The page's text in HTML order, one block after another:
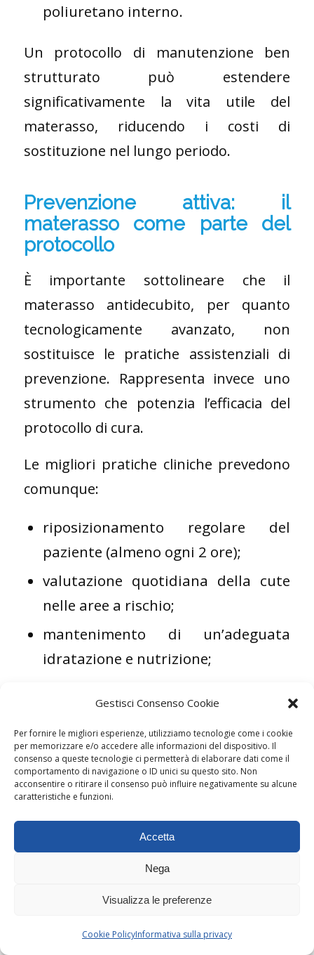
Gestisci Consenso Cookie
Per fornire le migliori esperienze, utilizziamo tecnologie come i cookie
per memorizzare e/o accedere alle informazioni del dispositivo. Il
consenso a queste tecnologie ci permetterà di elaborare dati come il
comportamento di navigazione o ID unici su questo sito. Non
acconsentire o ritirare il consenso può influire negativamente su alcune
caratteristiche e funzioni.
Accetta
Nega
Visualizza le preferenze
Cookie PolicyInformativa sulla privacy
poliuretano interno.
Un protocollo di manutenzione ben
strutturato può estendere
significativamente la vita utile del
materasso, riducendo i costi di
sostituzione nel lungo periodo.
Prevenzione attiva: il
materasso come parte del
protocollo
È importante sottolineare che il
materasso antidecubito, per quanto
tecnologicamente avanzato, non
sostituisce le pratiche assistenziali di
prevenzione. Rappresenta invece uno
strumento che potenzia l’efficacia del
protocollo di cura.
Le migliori pratiche cliniche prevedono
comunque:
riposizionamento regolare del
paziente (almeno ogni 2 ore);
valutazione quotidiana della cute
nelle aree a rischio;
mantenimento di un’adeguata
idratazione e nutrizione;
dispositivi appropriati;
educazione del personale sanitario
e dei caregiver.
Il materasso antidecubito lavora in
sinergia con queste pratiche, riducendo
la pressione e l’umidità anche tra un
riposizionamento e l’altro, creando una
protezione continua.